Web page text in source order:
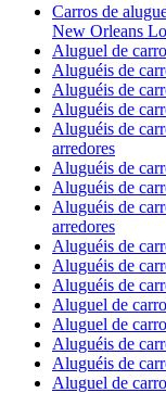
Carros de
New Orleans
Aluguel de
Aluguéis de
Aluguéis de
Aluguéis de
Aluguéis de
arredores
Aluguéis de
Aluguéis de
Aluguéis de
arredores
Aluguéis de
Aluguéis de
Aluguéis de
Aluguel de
Aluguel de
Aluguéis de
Aluguéis de
Aluguel de